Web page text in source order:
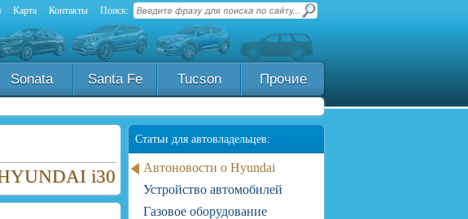
Карта Контакты Поиск:
Sonata Santa Fe Tucson Прочие
HYUNDAI i30
Статьи для автовладельцев:
Автоновости о Hyundai
Устройство автомобилей
Газовое оборудование